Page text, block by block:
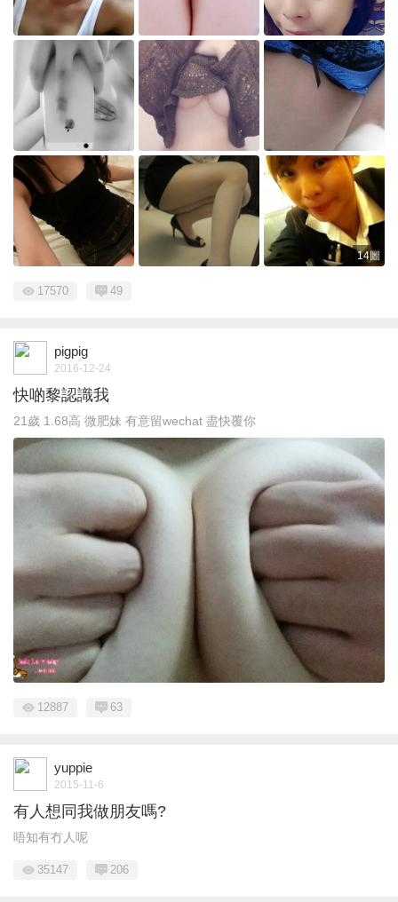
14圖
17570 49
pigpig
2016-12-24
快啲黎認識我
21歲 1.68高 微肥妹 有意留wechat 盡快覆你
12887 63
yuppie
2015-11-6
有人想同我做朋友嗎?
唔知有冇人呢
35147 206